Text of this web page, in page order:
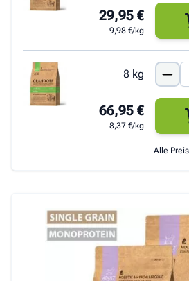
29,95 €
9,98 €/kg
8 kg
66,95 €
8,37 €/kg
Alle